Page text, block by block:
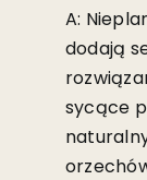
A:
dodają
sycące